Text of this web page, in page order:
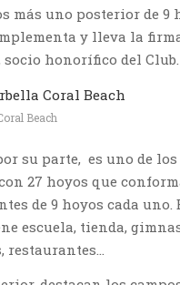
más uno posterior de 9
y lleva la
socio honorífico del Club.
Beach
su parte, es uno de los
27 hoyos que
de 9 hoyos cada uno.
escuela, tienda,
restaurantes…